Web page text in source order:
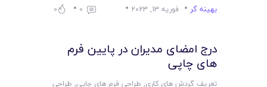
بهینه گر فوریه 13, 2023 0
0
درج امضای مدیران در پایین فرم
های چاپی
تعریف گردش های کاری, طراحی فرم های چاپی, طراحی